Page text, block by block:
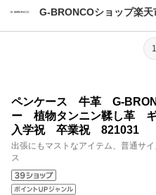
G-BRONCOショップ楽天
ペンケース 牛革 G-
ー 植物タンニン鞣し革
入学祝 卒業祝 821031
出張にもマストなアイテム、普通サ
ス